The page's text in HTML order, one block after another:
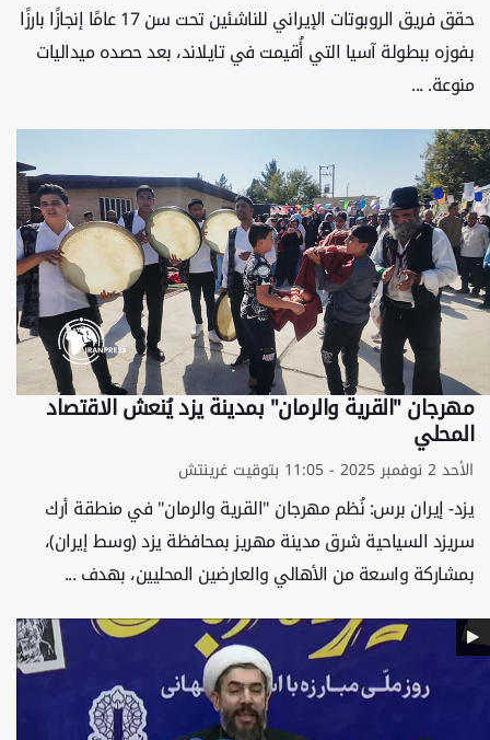
حقق فريق الروبوتات الإيراني للناشئين تحت سن 17 عامًا إنجازًا بارزًا
بفوزه ببطولة آسيا التي أُقيمت في تايلاند، بعد حصده ميداليات
منوعة. ...
مهرجان "القرية والرمان" بمدينة يزد يُنعش الاقتصاد
المحلي
الأحد 2 نوفمبر 2025 - 11:05 بتوقيت غرينتش
يزد- إيران برس: نُظم مهرجان "القرية والرمان" في منطقة أرك
سريزد السياحية شرق مدينة مهريز بمحافظة يزد (وسط إيران)،
بمشاركة واسعة من الأهالي والعارضين المحليين، بهدف ...